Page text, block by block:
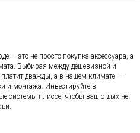
— это не просто покупка аксессуара, а
Выбирая между дешевизной и
дважды, а в нашем климате —
и монтажа. Инвестируйте в
системы плиссе, чтобы ваш отдых не